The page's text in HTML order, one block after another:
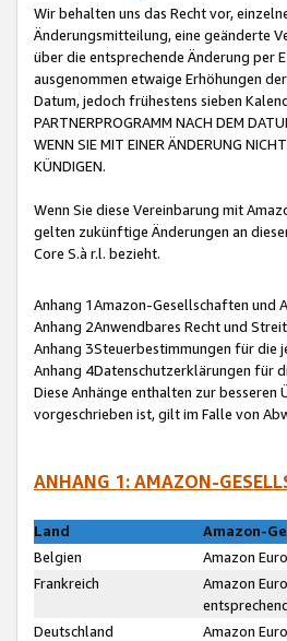
Wir behalten uns das Recht vor,
Änderungsmitteilung, eine geänderte
über die entsprechende Änderung per
ausgenommen etwaige Erhöhungen
Datum, jedoch frühestens sieben
PARTNERPROGRAMM NACH DEM
WENN SIE MIT EINER ÄNDERUNG
KÜNDIGEN.
Wenn Sie diese Vereinbarung mit
gelten zukünftige Änderungen an
Core S.à r.l. bezieht.
Anhang 1Amazon-Gesellschaften und
Anhang 2Anwendbares Recht und
Anhang 3Steuerbestimmungen für die
Anhang 4Datenschutzerklärungen für
Diese Anhänge enthalten zur
vorgeschrieben ist, gilt im Falle von
ANHANG 1: AMAZON-
Land
Amazon-
Belgien
Amazon
Frankreich
Amazon
Deutschland
Amazon